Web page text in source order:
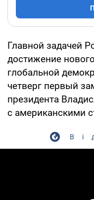
Главной задачей
достижение
глобальной
четверг первый
президента
с американскими